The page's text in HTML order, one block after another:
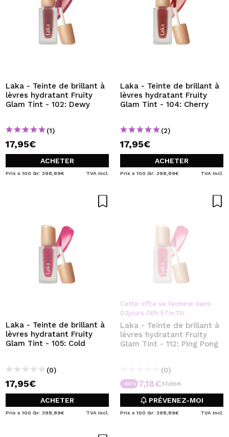
Laka - Teinte de brillant à
lèvres hydratant Fruity
Glam Tint - 102: Dewy
(1)
17,95€
ACHETER
Prix x 100 Gr: 398,89€ TVA Incl.
Laka - Teinte de brillant à
lèvres hydratant Fruity
Glam Tint - 104: Cherry
(2)
17,95€
ACHETER
Prix x 100 Gr: 398,89€ TVA Incl.
Laka - Teinte de brillant à
lèvres hydratant Fruity
Glam Tint - 105: Cold
(0)
17,95€
ACHETER
Prix x 100 Gr: 398,89€ TVA Incl.
Cette offre se termine dans:
03jours 06 h:57m:10s
Laka - Teinte de brillant à
lèvres hydratant Fruity
Glam Tint - 112: Ping Pong
(0)
-60% 7,18€17,95€
PRÉVENEZ-MOI
Prix x 100 Gr: 398,89€ TVA Incl.